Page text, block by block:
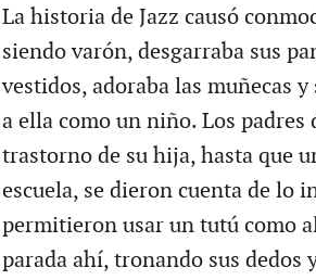
La historia de Jazz causó
siendo varón, desgarraba sus
vestidos, adoraba las muñecas
a ella como un niño. Los padres
trastorno de su hija, hasta que
escuela, se dieron cuenta de lo
permitieron usar un tutú como
parada ahí, tronando sus dedos